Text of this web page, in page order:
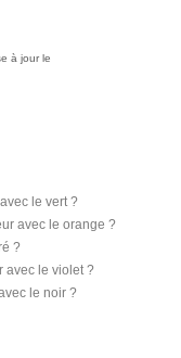
à jour le
le vert ?
avec le orange ?
?
avec le violet ?
le noir ?